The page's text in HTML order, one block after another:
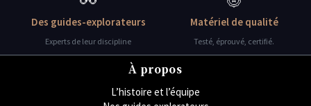
Des guides-explorateurs
Experts de leur discipline
Matériel de qualité
Testé, éprouvé, certifié.
À propos
L’histoire et l’équipe